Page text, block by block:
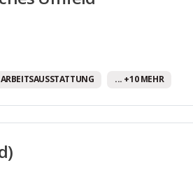
... +10 MEHR